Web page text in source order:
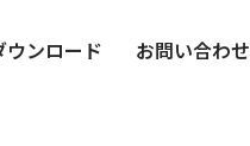
ウンロード お問い合わせ